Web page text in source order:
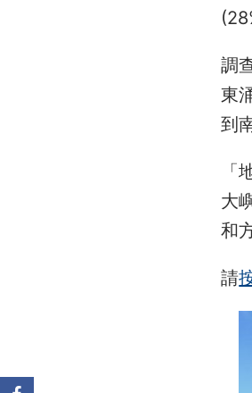
調
東
到
大
和
請